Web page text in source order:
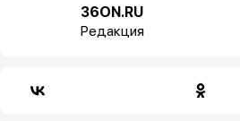
36ON.RU
Редакция